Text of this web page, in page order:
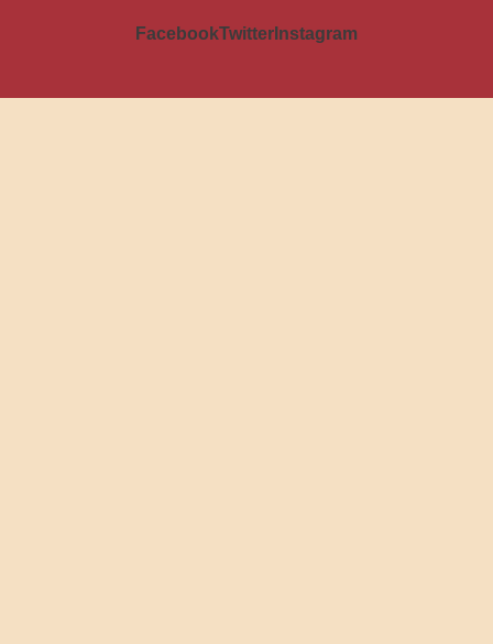
FacebookTwitter Instagram